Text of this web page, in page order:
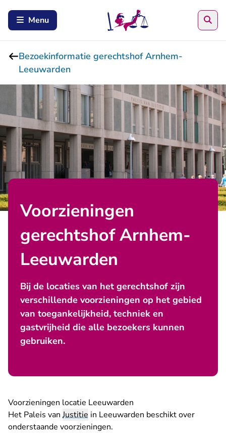
Menu
Bezoekinformatie gerechtshof Arnhem-
Leeuwarden
Voorzieningen
gerechtshof Arnhem-
Leeuwarden
Bij de locaties van het gerechtshof zijn
verschillende voorzieningen op het gebied
van toegankelijkheid, techniek en
gastvrijheid die alle bezoekers kunnen
gebruiken.
Voorzieningen locatie Leeuwarden
Het Paleis vanJustitie in Leeuwarden beschikt over
onderstaande voorzieningen.